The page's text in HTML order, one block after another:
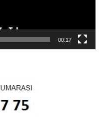
00:17